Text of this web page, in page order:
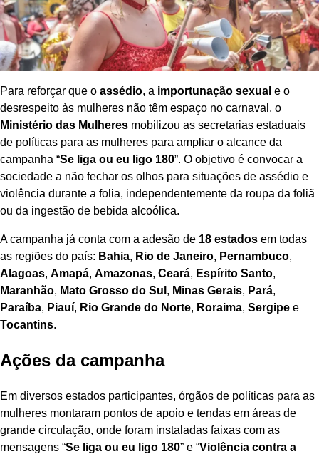
Para reforçar que o assédio, a importunação sexual e o
desrespeito às mulheres não têm espaço no carnaval, o
Ministério das Mulheres mobilizou as secretarias estaduais
de políticas para as mulheres para ampliar o alcance da
campanha “Se liga ou eu ligo 180”. O objetivo é convocar a
sociedade a não fechar os olhos para situações de assédio e
violência durante a folia, independentemente da roupa da foliã
ou da ingestão de bebida alcoólica.
A campanha já conta com a adesão de 18 estados em todas
as regiões do país: Bahia, Rio de Janeiro, Pernambuco,
Alagoas, Amapá, Amazonas, Ceará, Espírito Santo,
Maranhão, Mato Grosso do Sul , Minas Gerais, Pará,
Paraíba, Piauí, Rio Grande do Norte, Roraima, Sergipe e
Tocantins.
Ações da campanha
Em diversos estados participantes, órgãos de políticas para as
mulheres montaram pontos de apoio e tendas em áreas de
grande circulação, onde foram instaladas faixas com as
mensagens “Se liga ou eu ligo 180” e “Violência contra a